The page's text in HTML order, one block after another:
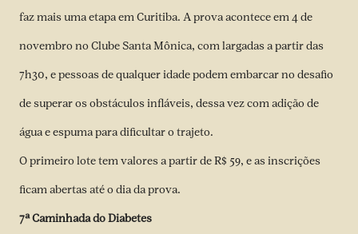
faz mais uma etapa em Curitiba. A prova acontece em 4 de
novembro no Clube Santa Mônica, com largadas a partir das
7h30, e pessoas de qualquer idade podem embarcar no desafio
de superar os obstáculos infláveis, dessa vez com adição de
água e espuma para dificultar o trajeto.
O primeiro lote tem valores a partir de R$ 59, e as inscrições
ficam abertas até o dia da prova.
7ª Caminhada do Diabetes